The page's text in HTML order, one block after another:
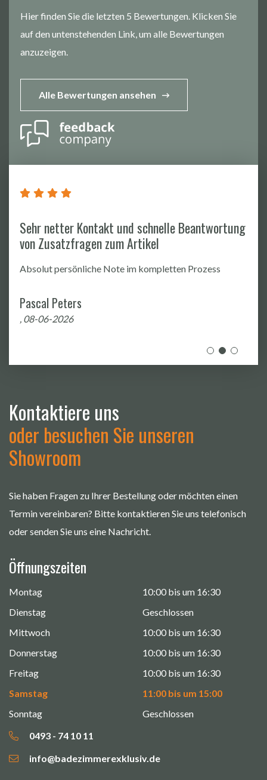
Hier finden Sie die letzten 5 Bewertungen. Klicken Sie
auf den untenstehenden Link, um alle Bewertungen
anzuzeigen.
Alle Bewertungen ansehen
Sehr netter Kontakt und schnelle Beantwortung
von Zusatzfragen zum Artikel
Absolut persönliche Note im kompletten Prozess
Pascal Peters
, 08-06-2026
Kontaktiere uns
oder besuchen Sie unseren
Showroom
Sie haben Fragen zu Ihrer Bestellung oder möchten einen
Termin vereinbaren? Bitte kontaktieren Sie uns telefonisch
oder senden Sie uns eine Nachricht.
Öffnungszeiten
Montag
10:00 bis um 16:30
Dienstag
Geschlossen
Mittwoch
10:00 bis um 16:30
Donnerstag
10:00 bis um 16:30
Freitag
10:00 bis um 16:30
Samstag
11:00 bis um 15:00
Sonntag
Geschlossen
0493 - 74 10 11
info@badezimmerexklusiv.de